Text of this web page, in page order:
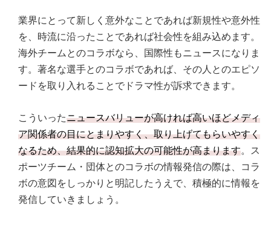
業界にとって新しく意外なことであれば新規性や意外性
を、時流に沿ったことであれば社会性を組み込めます。
海外チームとのコラボなら、国際性もニュースになりま
す。著名な選手とのコラボであれば、その人とのエピソ
ードを取り入れることでドラマ性が訴求できます。
こういったニュースバリューが高ければ高いほどメディ
ア関係者の目にとまりやすく、取り上げてもらいやすく
なるため、結果的に認知拡大の可能性が高まります。ス
ポーツチーム・団体とのコラボの情報発信の際は、コラ
ボの意図をしっかりと明記したうえで、積極的に情報を
発信していきましょう。